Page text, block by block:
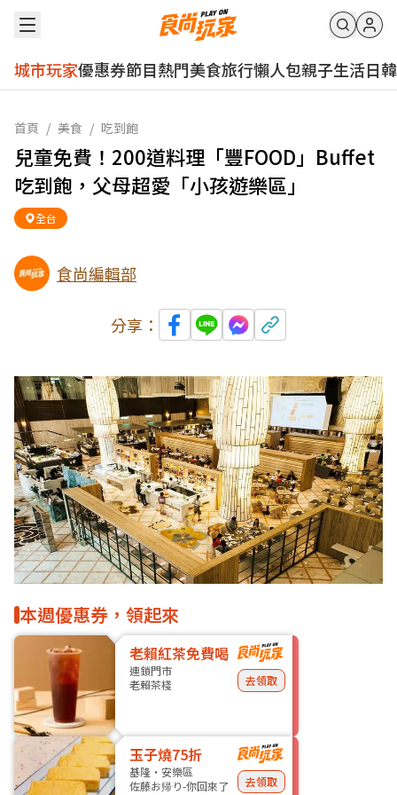
城市玩家優惠券節目熱門美食旅行懶人包親子生活日韓
首頁 / 美食 / 吃到飽
兒童免費！200道料理「豐FOOD」Buffet
吃到飽，父母超愛「小孩遊樂區」
全台
食尚編輯部
分享：
本週優惠券，領起來
老賴紅茶免費喝
連鎖門市
老賴茶棧
去領取
玉子燒75折
基隆・安樂區
佐藤お帰り-你回來了
去領取